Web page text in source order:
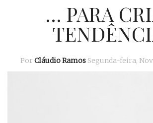
… PARA
Por Cláudio Ramos Segunda-feira,